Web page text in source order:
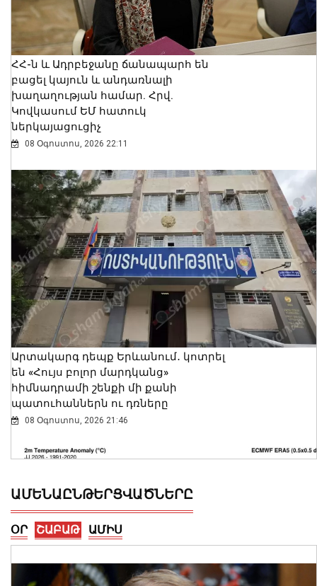
ՀՀ-ն և Ադրբեջանը ճանապարհ են
բացել կայուն և անդառնալի
խաղաղության համար. Հրվ.
Կովկասում ԵՄ հատուկ
ներկայացուցիչ
08 Օգոստոս, 2026 22:11
Արտակարգ դեպք Երևանում․ կոտրել
են «Հույս բոլոր մարդկանց»
հիմնադրամի շենքի մի քանի
պատուհաններն ու դռները
08 Օգոստոս, 2026 21:46
ԱՄԵՆԱԸՆԹԵՐՑՎԱԾՆԵՐԸ
ՕՐ ՇԱԲԱԹ ԱՄԻՍ